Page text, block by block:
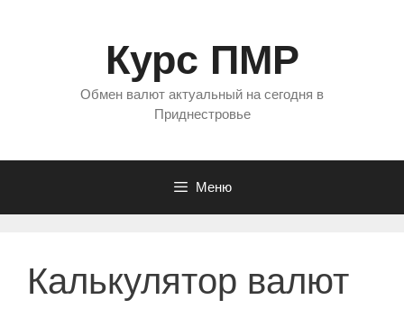
Курс ПМР
Обмен валют актуальный на сегодня в
Приднестровье
Меню
Калькулятор валют